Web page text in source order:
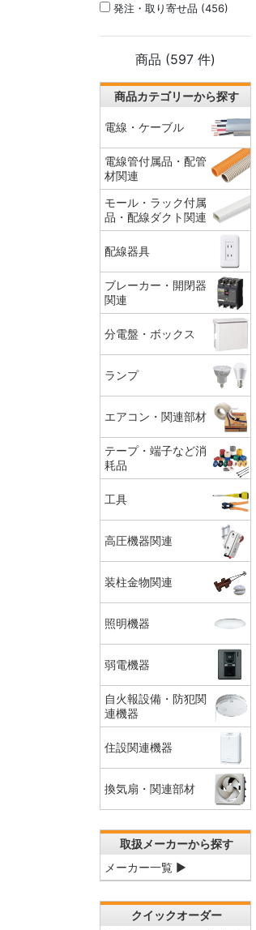
発注・取り寄せ品 (456)
商品 (597 件)
商品カテゴリーから探す
電線・ケーブル
電線管付属品・配管
材関連
モール・ラック付属
品・配線ダクト関連
配線器具
ブレーカー・開閉器
関連
分電盤・ボックス
ランプ
エアコン・関連部材
テープ・端子など消
耗品
工具
高圧機器関連
装柱金物関連
照明機器
弱電機器
自火報設備・防犯関
連機器
住設関連機器
換気扇・関連部材
取扱メーカーから探す
メーカー一覧 ▶
クイックオーダー